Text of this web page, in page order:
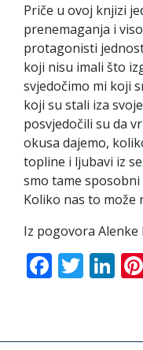
Priče u ovoj knjizi
prenemaganja i
protagonisti
koji nisu imali što
svjedočimo mi koji
koji su stali iza
posvjedočili su da
okusa dajemo,
topline i ljubavi iz
smo tame
Koliko nas to može
Iz pogovora